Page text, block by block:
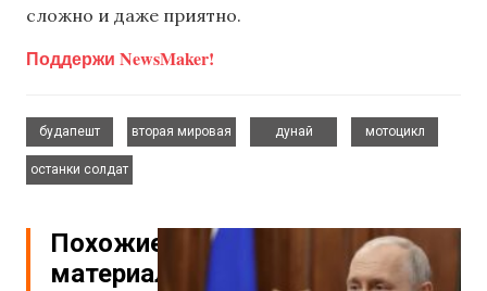
сложно и даже приятно.
Поддержи NewsMaker!
будапешт
вторая мировая
дунай
мотоцикл
останки солдат
Похожие
материалы